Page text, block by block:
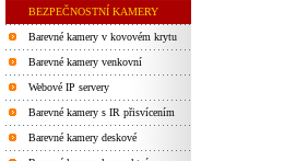
BEZPEČNOSTNÍ KAMERY
Barevné kamery v kovovém krytu
Barevné kamery venkovní
Webové IP servery
Barevné kamery s IR přisvícením
Barevné kamery deskové